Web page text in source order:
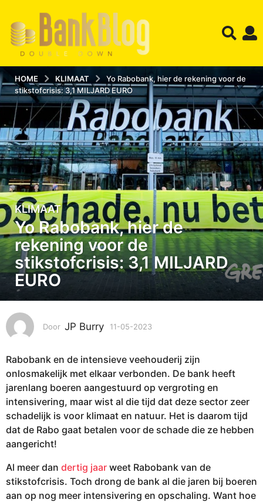
HOME KLIMAAT
Yo Rabobank, hier de rekening voor de
stikstofcrisis: 3,1 MILJARD EURO
1
1
-
0
5
-
2
2
3
5
-
0
5
-
2
0
2
3
KLIMAAT
Yo Rabobank, hier de
rekening voor de
stikstofcrisis: 3,1 MILJARD
EURO
Door JP Burry 11-05-2023
0
5
2
0
2
3
Rabobank en de intensieve veehouderij zijn
onlosmakelijk met elkaar verbonden. De bank heeft
jarenlang boeren aangestuurd op vergroting en
intensivering, maar wist al die tijd dat deze sector zeer
schadelijk is voor klimaat en natuur. Het is daarom tijd
dat de Rabo gaat betalen voor de schade die ze hebben
aangericht!
Al meer dan dertig jaar weet Rabobank van de
stikstofcrisis. Toch drong de bank al die jaren bij boeren
aan op nog meer intensivering en opschaling. Want hoe